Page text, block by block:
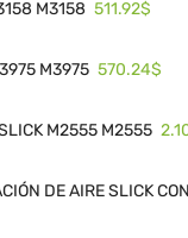
M3158 511.92$
M3975 570.24$
M2555 M2555
DE AIRE SLICK